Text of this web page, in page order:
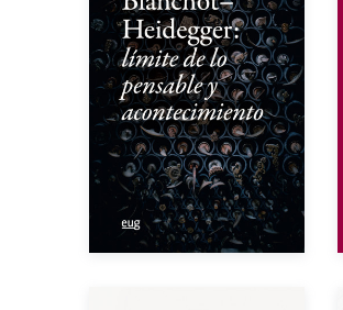
Autores
Año de edición
Impreso $250.00